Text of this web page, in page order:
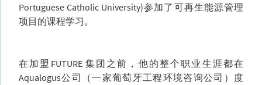
Portuguese Catholic University)参加了可再生能源管理
项目的课程学习。
在加盟FUTURE 集团之前，他的整个职业生涯都在
Aqualogus公司（一家葡萄牙工程环境咨询公司）度